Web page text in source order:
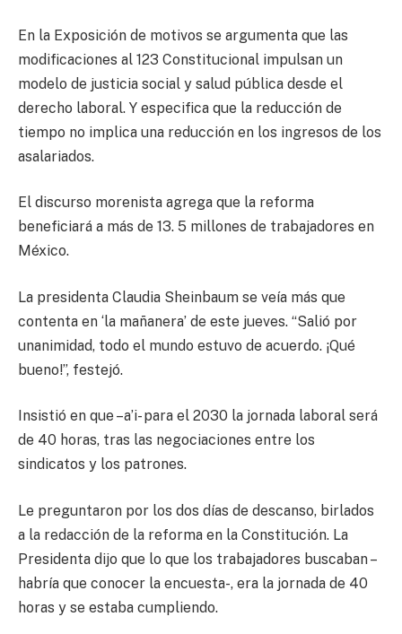
En la Exposición de motivos se argumenta que las
modificaciones al 123 Constitucional impulsan un
modelo de justicia social y salud pública desde el
derecho laboral. Y especifica que la reducción de
tiempo no implica una reducción en los ingresos de los
asalariados.
El discurso morenista agrega que la reforma
beneficiará a más de 13. 5 millones de trabajadores en
México.
La presidenta Claudia Sheinbaum se veía más que
contenta en ‘la mañanera’ de este jueves. “Salió por
unanimidad, todo el mundo estuvo de acuerdo. ¡Qué
bueno!”, festejó.
Insistió en que –a’i- para el 2030 la jornada laboral será
de 40 horas, tras las negociaciones entre los
sindicatos y los patrones.
Le preguntaron por los dos días de descanso, birlados
a la redacción de la reforma en la Constitución. La
Presidenta dijo que lo que los trabajadores buscaban –
habría que conocer la encuesta-, era la jornada de 40
horas y se estaba cumpliendo.